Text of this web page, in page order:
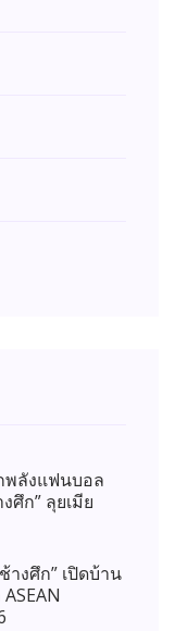
พลังแฟนบอล
ศึก” ลุยเมีย
างศึก” เปิดบ้าน